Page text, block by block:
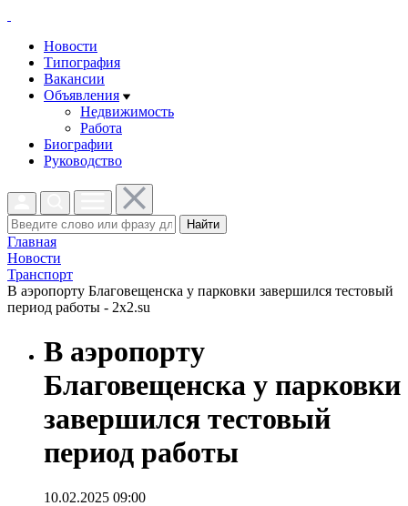
Новости
Типография
Вакансии
Объявления
Недвижимость
Работа
Биографии
Руководство
Найти
Главная
Новости
Транспорт
В аэропорту Благовещенска у парковки завершился тестовый
период работы - 2x2.su
В аэропорту
Благовещенска у парковки
завершился тестовый
период работы
10.02.2025 09:00